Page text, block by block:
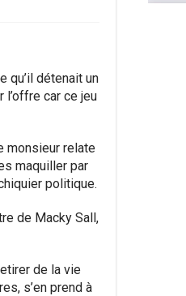
qu’il détenait un
l’offre car ce jeu
monsieur relate
maquiller par
politique.
de Macky Sall,
de la vie
s’en prend à